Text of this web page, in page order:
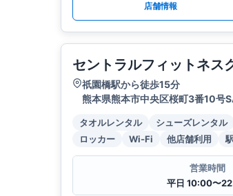
店舗情報
セントラルフィットネス
祇園橋駅から徒歩15分
熊本県熊本市中央区桜町3番10
タオルレンタル シューズレンタル
ロッカー
Wi-Fi 他店舗利用
営業時間
平日 10:00〜